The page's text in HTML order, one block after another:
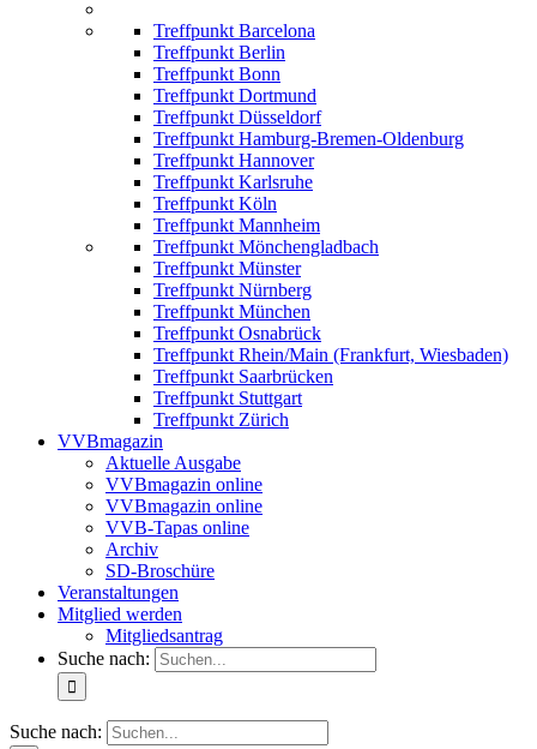
Treffpunkt Barcelona
Treffpunkt Berlin
Treffpunkt Bonn
Treffpunkt Dortmund
Treffpunkt Düsseldorf
Treffpunkt Hamburg-Bremen-Oldenburg
Treffpunkt Hannover
Treffpunkt Karlsruhe
Treffpunkt Köln
Treffpunkt Mannheim
Treffpunkt Mönchengladbach
Treffpunkt Münster
Treffpunkt Nürnberg
Treffpunkt München
Treffpunkt Osnabrück
Treffpunkt Rhein/Main (Frankfurt, Wiesbaden)
Treffpunkt Saarbrücken
Treffpunkt Stuttgart
Treffpunkt Zürich
VVBmagazin
Aktuelle Ausgabe
VVBmagazin online
VVBmagazin online
VVB-Tapas online
Archiv
SD-Broschüre
Veranstaltungen
Mitglied werden
Mitgliedsantrag
Suche nach:
Suche nach: